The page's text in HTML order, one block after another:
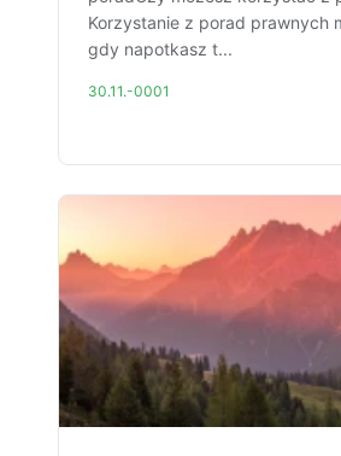
Korzystanie z porad prawnych
gdy napotkasz t...
30.11.-0001